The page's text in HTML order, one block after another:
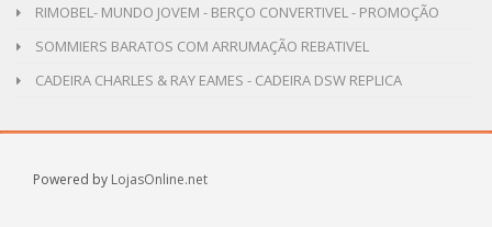
RIMOBEL- MUNDO JOVEM - BERÇO CONVERTIVEL - PROMOÇÃO
SOMMIERS BARATOS COM ARRUMAÇÃO REBATIVEL
CADEIRA CHARLES & RAY EAMES - CADEIRA DSW REPLICA
Powered by LojasOnline.net